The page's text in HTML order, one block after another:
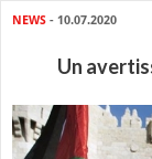
NEWS - 10.07.2020
Un